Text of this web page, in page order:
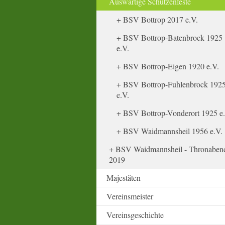
BSV Bottrop 2017 e.V.
BSV Bottrop-Batenbrock 1925
e.V.
BSV Bottrop-Eigen 1920 e.V.
BSV Bottrop-Fuhlenbrock 1925
e.V.
BSV Bottrop-Vonderort 1925
BSV Waidmannsheil 1956 e.V.
BSV Waidmannsheil -
2019
Majestäten
Vereinsmeister
Vereinsgeschichte